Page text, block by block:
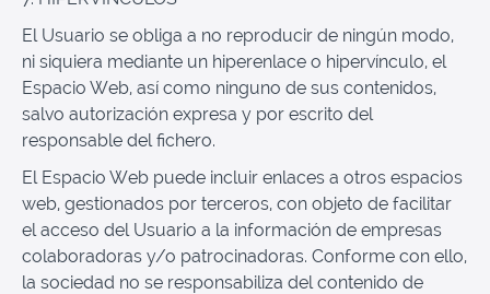
El Usuario se obliga a no reproducir de ningún modo,
ni siquiera mediante un hiperenlace o hipervínculo, el
Espacio Web, así como ninguno de sus contenidos,
salvo autorización expresa y por escrito del
responsable del fichero.
El Espacio Web puede incluir enlaces a otros espacios
web, gestionados por terceros, con objeto de facilitar
el acceso del Usuario a la información de empresas
colaboradoras y/o patrocinadoras. Conforme con ello,
la sociedad no se responsabiliza del contenido de